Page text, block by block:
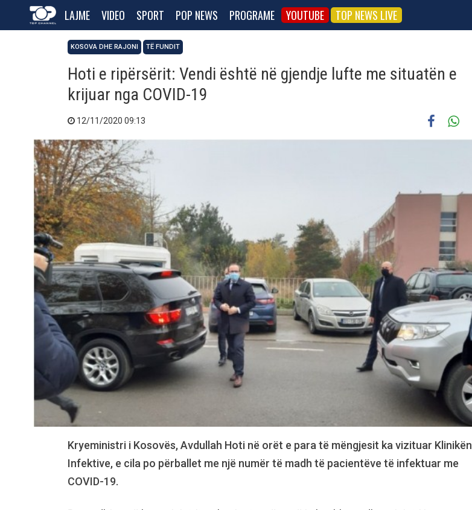
LAJME VIDEO SPORT POP NEWS PROGRAME YOUTUBE TOP NEWS LIVE
KOSOVA DHE RAJONI TË FUNDIT
​Hoti e ripërsërit: Vendi është në gjendje lufte me situatën e
krijuar nga COVID-19
12/11/2020 09:13
Kryeministri i Kosovës, Avdullah Hoti në orët e para të mëngjesit ka vizituar Klinikën
Infektive, e cila po përballet me një numër të madh të pacientëve të infektuar me
COVID-19.